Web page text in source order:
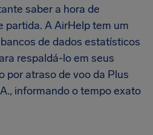
saber a hora de
partida. A AirHelp tem um
de dados estatísticos
respaldá-lo em seus
por atraso de voo da Plus
informando o tempo exato